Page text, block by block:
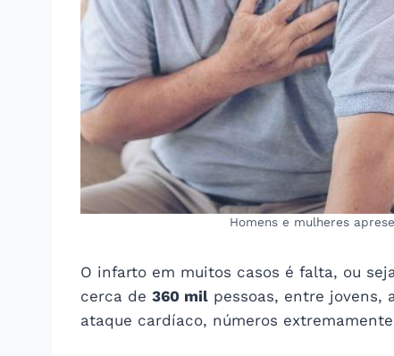
Homens e mulheres
O infarto em muitos casos é falta, ou
cerca de 360 milpessoas, entre jovens,
ataque cardíaco, números